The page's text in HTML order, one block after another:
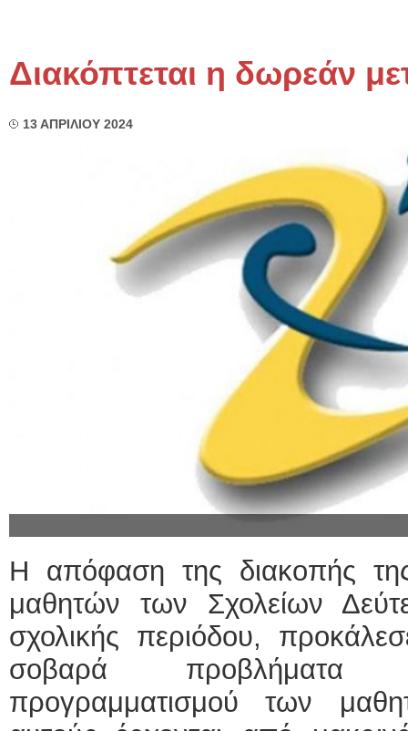
Διακόπτεται η δωρεάν
13 ΑΠΡΙΛΙΟΥ 2024
Η απόφαση της διακοπής
μαθητών των Σχολείων
σχολικής περιόδου,
σοβαρά προβλήματα
προγραμματισμού των